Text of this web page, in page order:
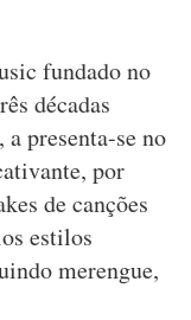
fundado no
décadas
presenta-se no
por
de canções
estilos
merengue,